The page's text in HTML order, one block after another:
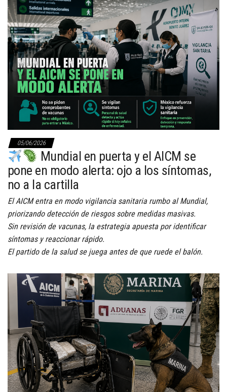
05/06/2026
Mundial en puerta y el AICM se
pone en modo alerta: ojo a los síntomas,
no a la cartilla
El AICM entra en modo vigilancia sanitaria rumbo al Mundial,
priorizando detección de riesgos sobre medidas masivas.
Sin revisión de vacunas, la estrategia apuesta por identificar
síntomas y reaccionar rápido.
El partido de la salud se juega antes de que ruede el balón.